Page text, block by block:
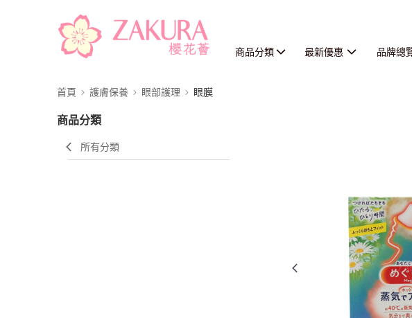
商品分類 最新優惠 品牌總
首頁 護膚保養 眼部護理 眼膜
商品分類
所有分類